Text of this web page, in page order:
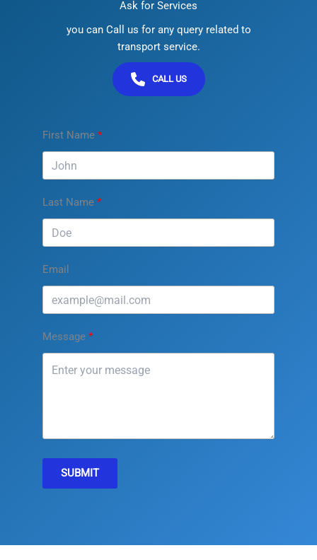
Ask for Services
you can Call us for any query related to
transport service.
CALL US
First Name
Last Name
Email
Message
SUBMIT